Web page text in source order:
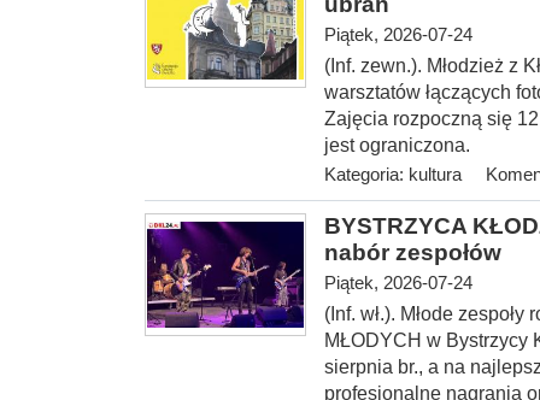
Piątek, 2026-07-24
(Inf. zewn.). Młodzież z
warsztatów łączących
Zajęcia rozpoczną się
jest ograniczona.
Kategoria: kultura
BYSTRZYCA
nabór zespołów
Piątek, 2026-07-24
(Inf. wł.). Młode
MŁODYCH w Bystrzycy
sierpnia br., a na
profesjonalne nagrania